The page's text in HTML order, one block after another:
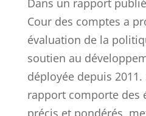
Dans un rapport
Cour des comptes a
évaluation de la
soutien au
déployée depuis
rapport comporte des